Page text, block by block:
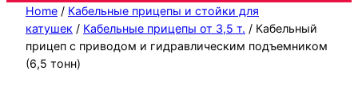
Home / Кабельные прицепы и стойки для
катушек / Кабельные прицепы от 3,5 т. / Кабельный
прицеп с приводом и гидравлическим подъемником
(6,5 тонн)